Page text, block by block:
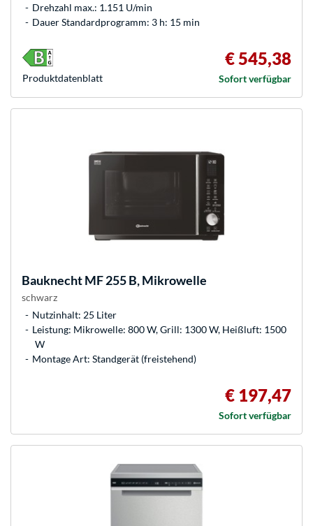
Drehzahl max.: 1.151 U/min
Dauer Standardprogramm: 3 h: 15 min
€ 545,38
Sofort verfügbar
Produkt­datenblatt
BauknechtMF 255 B, Mikrowelle
schwarz
Nutzinhalt: 25 Liter
Leistung: Mikrowelle: 800 W, Grill: 1300 W, Heißluft: 1500
W
Montage Art: Standgerät (freistehend)
€ 197,47
Sofort verfügbar